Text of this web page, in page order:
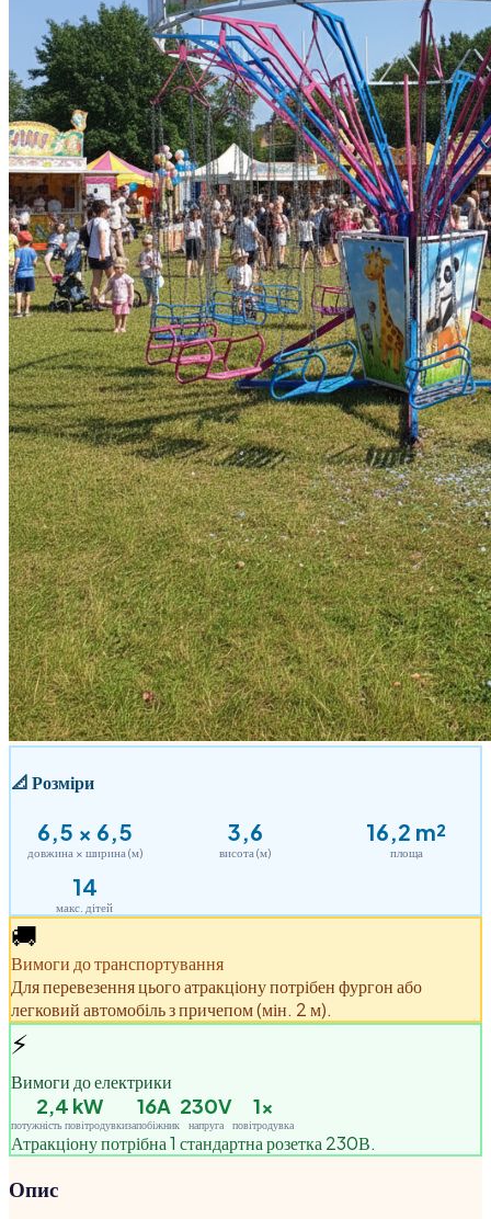
📐Розміри
6,5 × 6,5
довжина × ширина (м)
3,6
висота (м)
16,2 m²
площа
14
макс. дітей
🚚
Вимоги до транспортування
Для перевезення цього атракціону потрібен фургон або
легковий автомобіль з причепом (мін. 2 м).
⚡
Вимоги до електрики
2,4 kW
потужність повітродувки
16A
запобіжник
230V
напруга
1×
повітродувка
Атракціону потрібна 1 стандартна розетка 230В.
Опис